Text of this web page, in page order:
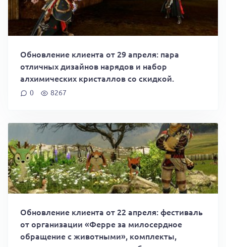
Обновление клиента от 29 апреля: пара
отличных дизайнов нарядов и набор
алхимических кристаллов со скидкой.
0 8267
Обновление клиента от 22 апреля: фестиваль
от организации «Ферре за милосердное
обращение с животными», комплекты,